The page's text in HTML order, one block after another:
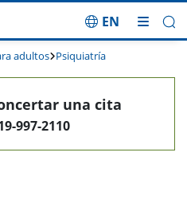
EN
adultos Psiquiatría
una cita
997-2110